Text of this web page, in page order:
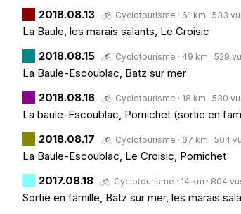
2018.08.13 Cyclotourisme · 61 km · 533
La Baule, les marais salants, Le Croisic
2018.08.15
Cyclotourisme · 49 km · 529
La Baule-Escoublac, Batz sur mer
2018.08.16
Cyclotourisme · 18 km · 530
La baule-Escoublac, Pornichet (sortie en
2018.08.17
Cyclotourisme · 67 km · 504
La Baule-Escoublac, Le Croisic, Pornichet
2017.08.18
Cyclotourisme · 14 km · 804
Sortie en famille, Batz sur mer, les marais